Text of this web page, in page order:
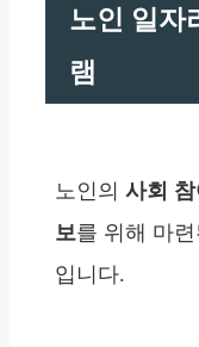
노인 일자
램
노인의 사회
보를 위해 마
입니다.